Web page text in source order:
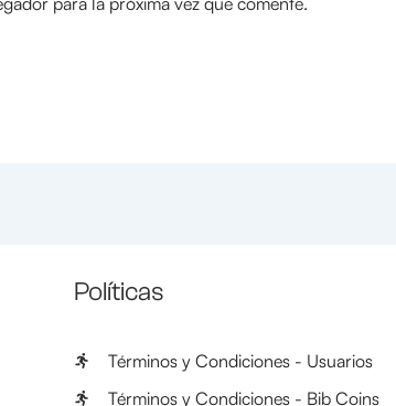
Políticas
Términos y Condiciones - Usuarios
Términos y Condiciones - Bib Coins